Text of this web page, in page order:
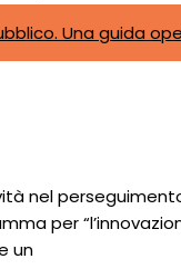
Una guida
nel
per
un